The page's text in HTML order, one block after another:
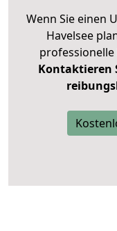
Wenn Sie einen
Havelsee
Kontaktieren